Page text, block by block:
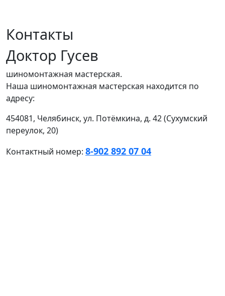
Контакты
Доктор Гусев
шиномонтажная мастерская.
Наша шиномонтажная мастерская находится по
адресу:
454081, Челябинск, ул. ​Потёмкина, д. 42 (​Сухумский
переулок, 20)
Контактный номер: 8-902 892 07 04